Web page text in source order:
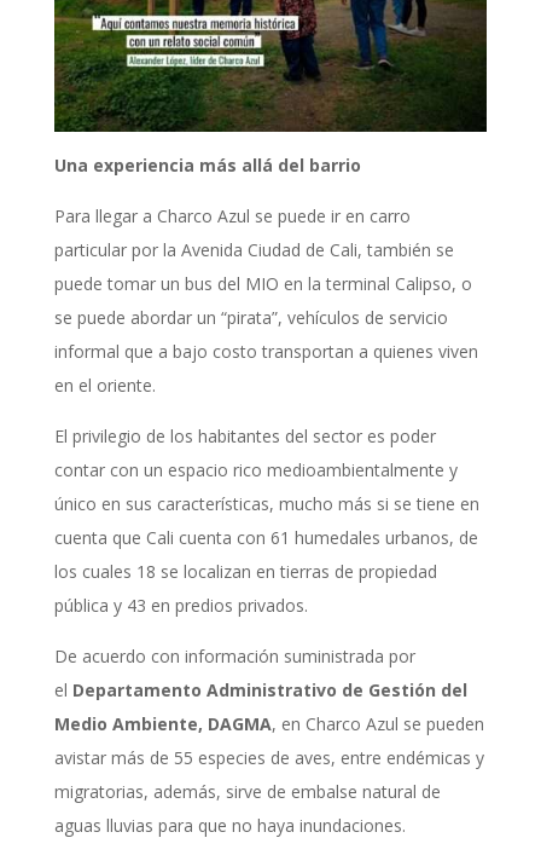
Una experiencia más allá del barrio
Para llegar a Charco Azul se puede ir en carro
particular por la Avenida Ciudad de Cali, también se
puede tomar un bus del MIO en la terminal Calipso, o
se puede abordar un “pirata”, vehículos de servicio
informal que a bajo costo transportan a quienes viven
en el oriente.
El privilegio de los habitantes del sector es poder
contar con un espacio rico medioambientalmente y
único en sus características, mucho más si se tiene en
cuenta que Cali cuenta con 61 humedales urbanos, de
los cuales 18 se localizan en tierras de propiedad
pública y 43 en predios privados.
De acuerdo con información suministrada por
el Departamento Administrativo de Gestión del
Medio Ambiente, DAGMA, en Charco Azul se pueden
avistar más de 55 especies de aves, entre endémicas y
migratorias, además, sirve de embalse natural de
aguas lluvias para que no haya inundaciones.